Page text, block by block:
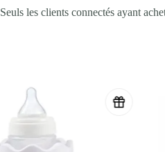
Seuls les clients connectés ayant